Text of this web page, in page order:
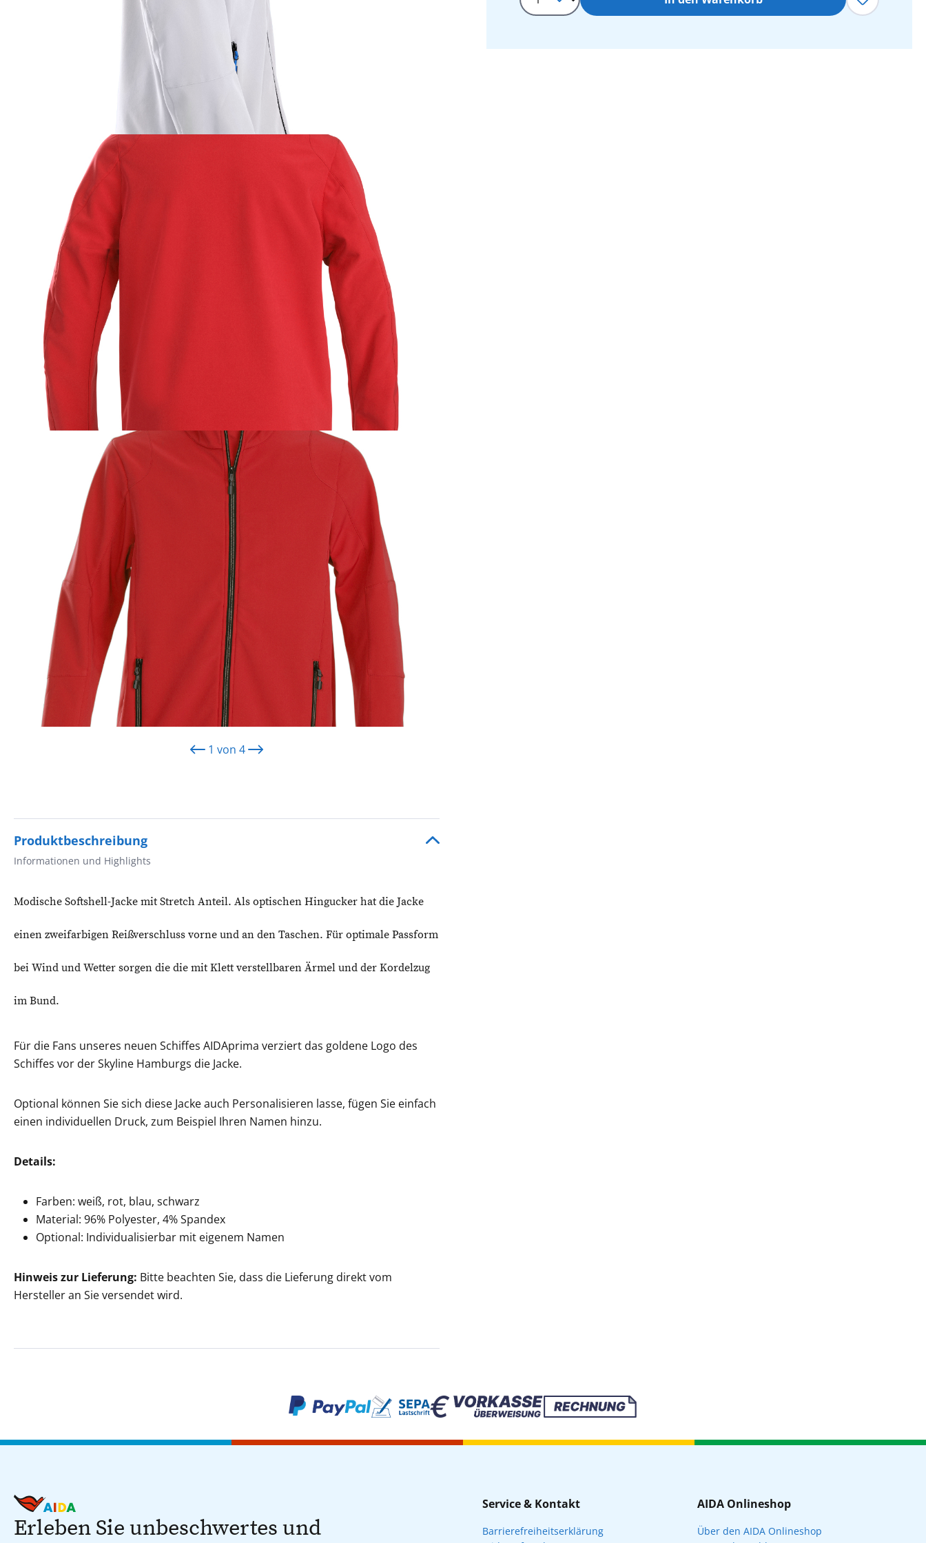
1 von 4
Produktbeschreibung
Informationen und Highlights
Modische Softshell-Jacke mit Stretch Anteil. Als optischen Hingucker hat die Jacke
einen zweifarbigen Reißverschluss vorne und an den Taschen. Für optimale Passform
bei Wind und Wetter sorgen die die mit Klett verstellbaren Ärmel und der Kordelzug
im Bund.
Für die Fans unseres neuen Schiffes AIDAprima verziert das goldene Logo des
Schiffes vor der Skyline Hamburgs die Jacke.
Optional können Sie sich diese Jacke auch Personalisieren lasse, fügen Sie einfach
einen individuellen Druck, zum Beispiel Ihren Namen hinzu.
Details:
Farben: weiß, rot, blau, schwarz
Material: 96% Polyester, 4% Spandex
Optional: Individualisierbar mit eigenem Namen
Hinweis zur Lieferung: Bitte beachten Sie, dass die Lieferung direkt vom
Hersteller an Sie versendet wird.
Erleben Sie unbeschwertes und
Service & Kontakt
Barrierefreiheitserklärung
AIDA Onlineshop
Über den AIDA Onlineshop